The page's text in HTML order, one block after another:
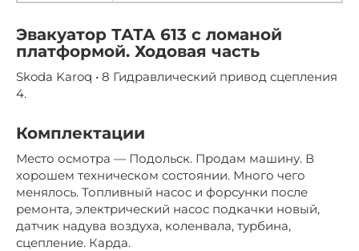
Эвакуатор ТАТА 613 с ломаной
платформой. Ходовая часть
Skoda Karoq • 8 Гидравлический привод сцепления
4.
Комплектации
Место осмотра — Подольск. Продам машину. В
хорошем техническом состоянии. Много чего
менялось. Топливный насос и форсунки после
ремонта, электрический насос подкачки новый,
датчик надува воздуха, коленвала, турбина,
сцепление. Карда.